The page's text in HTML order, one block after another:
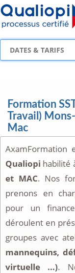
Formation
Travail)
Mac
Qualiopi habilité
et MAC. Nos
prenons en
pour un
déroulent en
groupes avec
mannequins,
virtuelle ...).